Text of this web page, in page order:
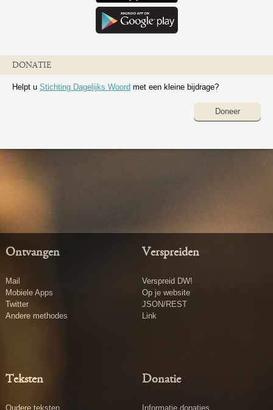
DONATIE
Helpt u Stichting Dagelijks Woord met een kleine bijdrage?
Doneer
Ontvangen
Mail
Mobiele Apps
Twitter
Andere methodes
Verspreiden
Verspreid DW!
Op je website
JSON/REST
Link
Teksten
Oudere teksten
Donatie
Informatie donaties